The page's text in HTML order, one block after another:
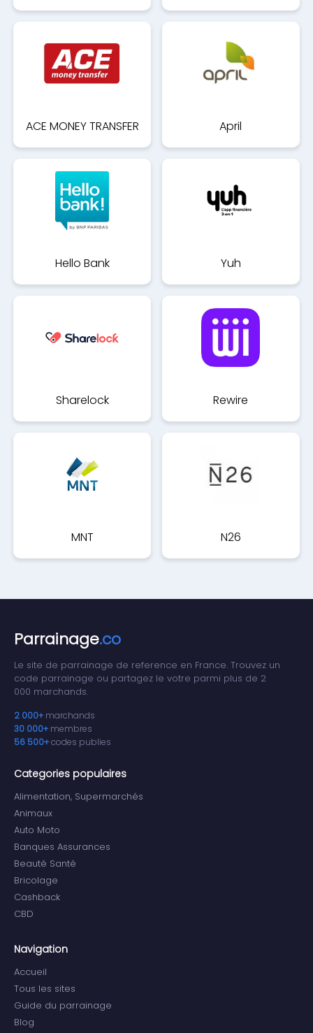
ACE MONEY TRANSFER April
Hello Bank Yuh
Sharelock Rewire
MNT N26
Parrainage.co
Le site de parrainage de reference en France. Trouvez un
code parrainage ou partagez le votre parmi plus de 2
000 marchands.
2 000+ marchands
30 000+ membres
56 500+codes publies
Categories populaires
Alimentation, Supermarchés
Animaux
Auto Moto
Banques Assurances
Beauté Santé
Bricolage
Cashback
CBD
Navigation
Accueil
Tous les sites
Guide du parrainage
Blog